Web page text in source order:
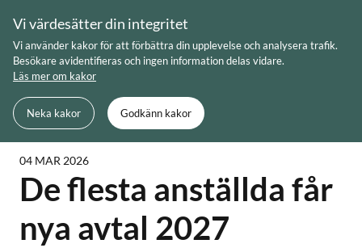
content
Sök Meny
Du är här: Startsida De flesta anställda får nya avtal 2027
04 MAR 2026
De flesta anställda får
nya avtal 2027
Vi värdesätter din integritet
Vi använder kakor för att förbättra din upplevelse och analysera trafik.
Besökare avidentifieras och ingen information delas vidare.
Läs mer om kakor
Neka kakor Godkänn kakor